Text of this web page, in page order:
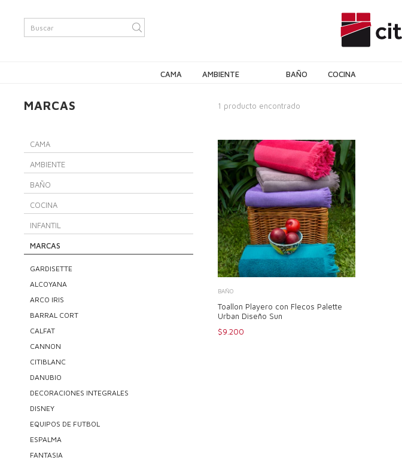
CAMA AMBIENTE BAÑO COCINA
MARCAS 1 producto encontrado
CAMA
AMBIENTE
BAÑO
COCINA
INFANTIL
MARCAS
GARDISETTE
ALCOYANA
ARCO IRIS
BARRAL CORT
CALFAT
CANNON
CITIBLANC
DANUBIO
DECORACIONES INTEGRALES
DISNEY
EQUIPOS DE FUTBOL
ESPALMA
FANTASIA
BAÑO
Toallon Playero con Flecos Palette
Urban Diseño Sun
$9.200